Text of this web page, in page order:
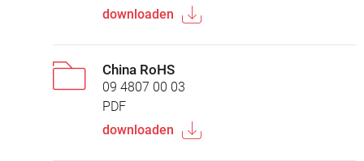
downloaden
China RoHS
09 4807 00 03
PDF
downloaden